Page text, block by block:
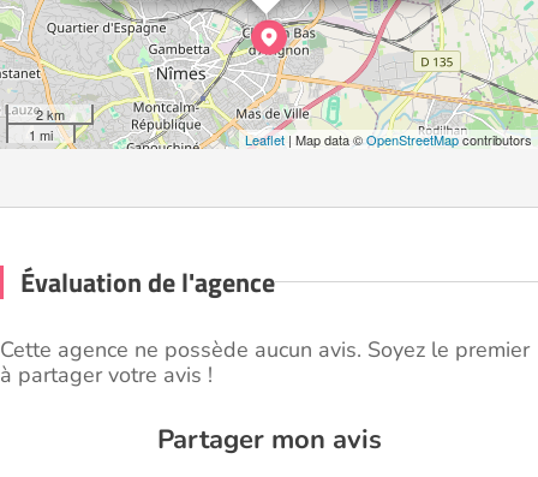
2 km
1 mi
Leaflet | Map data ©OpenStreetMapcontributors
Évaluation de l'agence
Cette agence ne possède aucun avis. Soyez le premier
à partager votre avis !
Partager mon avis